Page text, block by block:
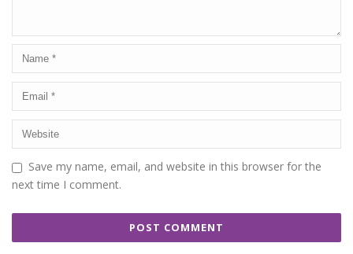
Save my name, email, and website in this browser for the
next time I comment.